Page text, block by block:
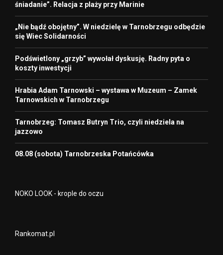
śniadanie”. Relacja z plaży przy Marinie
„Nie bądź obojętny”. W niedzielę w Tarnobrzegu odbędzie
się Wiec Solidarności
Podświetlony „grzyb” wywołał dyskusję. Radny pyta o
koszty inwestycji
Hrabia Adam Tarnowski – wystawa w Muzeum – Zamek
Tarnowskich w Tarnobrzegu
Tarnobrzeg: Tomasz Butryn Trio, czyli niedziela na
jazzowo
08.08 (sobota) Tarnobrzeska Potańcówka
NOKO LOOK - krople do oczu
Rankomat.pl